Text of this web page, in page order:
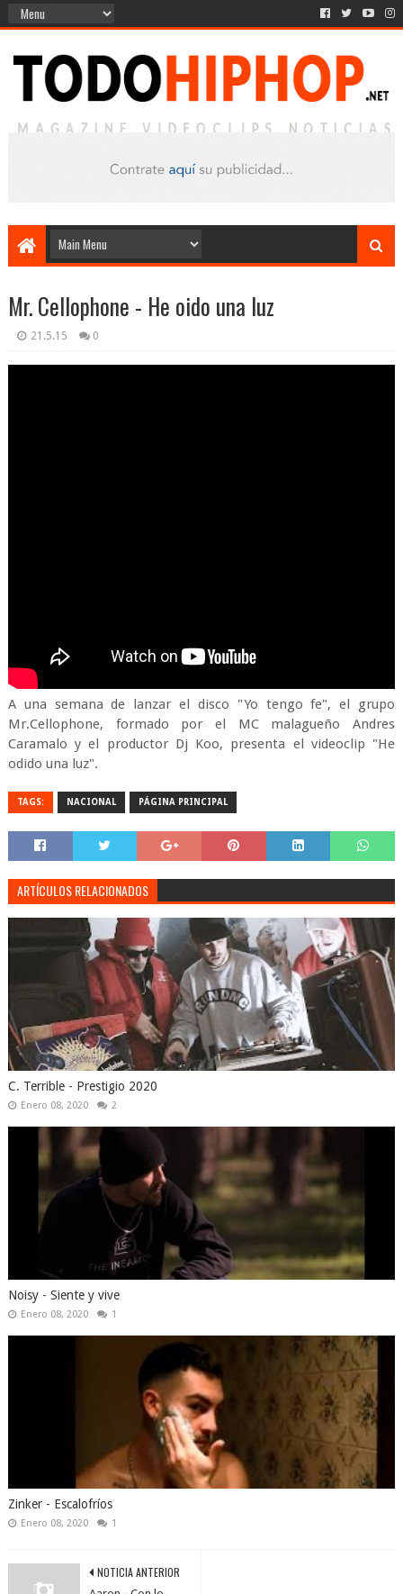
Mr. Cellophone - He oido una luz
21.5.15 0
A una semana de lanzar el disco "Yo tengo fe", el grupo
Mr.Cellophone, formado por el MC malagueño Andres
Caramalo y el productor Dj Koo, presenta el videoclip "He
odido una luz".
TAGS: NACIONAL PÁGINA PRINCIPAL
ARTÍCULOS RELACIONADOS
C. Terrible - Prestigio 2020
Enero 08, 2020 2
Noisy - Siente y vive
Enero 08, 2020 1
Zinker - Escalofríos
Enero 08, 2020 1
NOTICIA ANTERIOR